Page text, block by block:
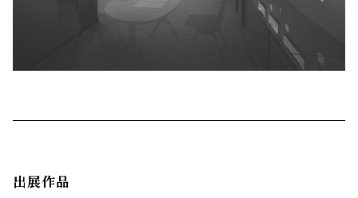
出展作品